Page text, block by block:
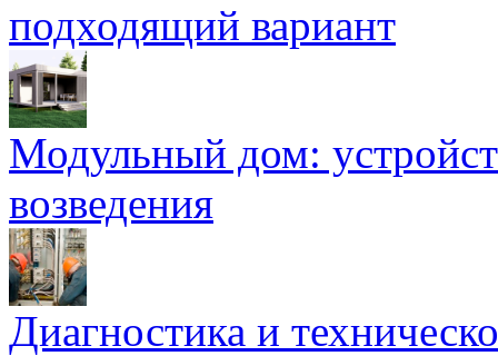
подходящий вариант
Модульный дом:
возведения
Диагностика и